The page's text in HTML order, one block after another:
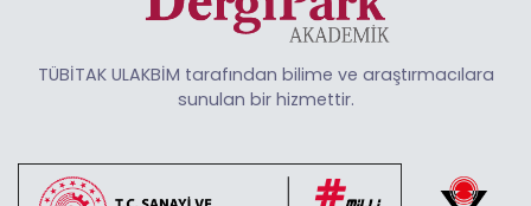
TÜBİTAK ULAKBİM tarafından bilime ve araştırmacılara
sunulan bir hizmettir.